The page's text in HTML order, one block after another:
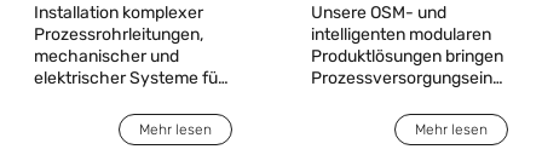
Installation komplexer
Prozessrohrleitungen,
mechanischer und
elektrischer Systeme für
Mehr lesen
Unsere OSM- und
intelligenten modularen
Produktlösungen bringen
Werkzeuginstallationen
ein, was wertvolle Zeit
Mehr lesen